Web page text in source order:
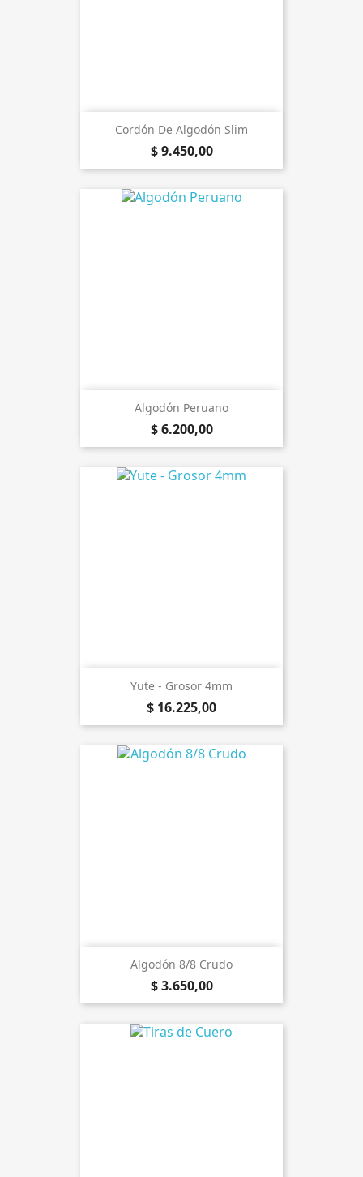
Cordón De Algodón Slim
$ 9.450,00
Algodón Peruano
$ 6.200,00
Yute - Grosor 4mm
$ 16.225,00
Algodón 8/8 Crudo
$ 3.650,00